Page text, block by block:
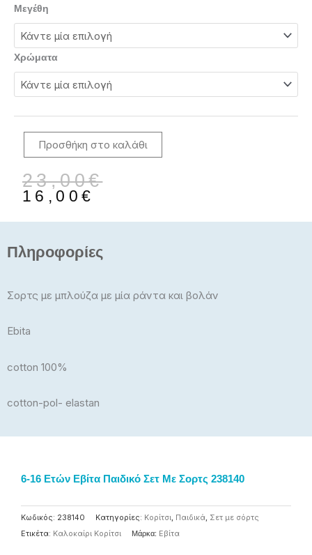
Μεγέθη
Χρώματα
6-
16
Ετών
Εβίτα
σετ
με
σορτς
238140
ποσότηταΠροσθήκη στο καλάθι
23,00€
Original
price
was:
23,00€.
16,00 €
Η
τρέχουσα
τιμή
είναι:
16,00€.
Πληροφορίες
Σορτς με μπλούζα με μία ράντα και βολάν
Ebita
cotton 100%
cotton-pol- elastan
6-16 Ετών Εβίτα Παιδικό Σετ Με Σορτς 238140
Κωδικός: 238140 Κατηγορίες: Κορίτσι, Παιδικά, Σετ με σόρτς
Ετικέτα: Καλοκαίρι Κορίτσι Μάρκα: Eβίτα